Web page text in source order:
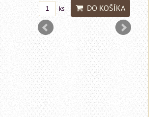
ks DO KOŠÍKA